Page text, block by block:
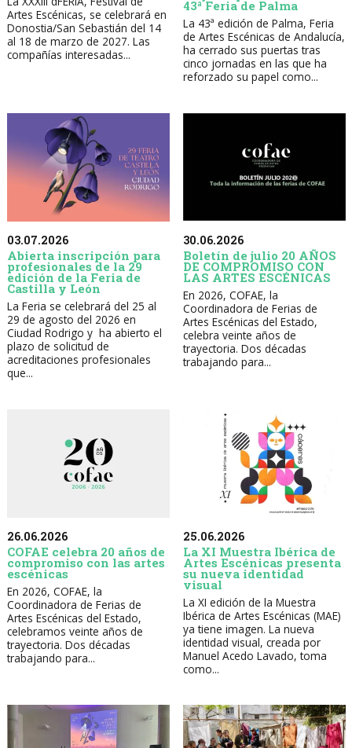
Artes Escénicas, se celebrará en
Donostia/San Sebastián del 14
al 18 de marzo de 2027. Las
compañías interesadas...
43ª Feria de Palma
La 43ª edición de Palma, Feria
de Artes Escénicas de Andalucía,
ha cerrado sus puertas tras
cinco jornadas en las que ha
reforzado su papel como...
03.07.2026
Abierta inscripción para
profesionales de la 29
edición de la Feria de
Castilla y León
La Feria se celebrará del 25 al
29 de agosto del 2026 en
Ciudad Rodrigo y ha abierto el
plazo de solicitud de
acreditaciones profesionales
que...
30.06.2026
Boletín de julio 20 AÑOS
DE COMPROMISO CON
LAS ARTES ESCÉNICAS
En 2026, COFAE, la
Coordinadora de Ferias de
Artes Escénicas del Estado,
celebra veinte años de
trayectoria. Dos décadas
trabajando para...
26.06.2026
COFAE celebra 20 años de
compromiso con las artes
escénicas
En 2026, COFAE, la
Coordinadora de Ferias de
Artes Escénicas del Estado,
celebramos veinte años de
trayectoria. Dos décadas
trabajando para...
25.06.2026
La XI Muestra Ibérica de
Artes Escénicas presenta
su nueva identidad
visual
La XI edición de la Muestra
Ibérica de Artes Escénicas (MAE)
ya tiene imagen. La nueva
identidad visual, creada por
Manuel Acedo Lavado, toma
como...